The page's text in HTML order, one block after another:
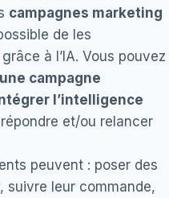
campagnes marketing
de les
à l’IA. Vous pouvez
une campagne
l’intelligence
et/ou relancer
peuvent : poser des
suivre leur commande,